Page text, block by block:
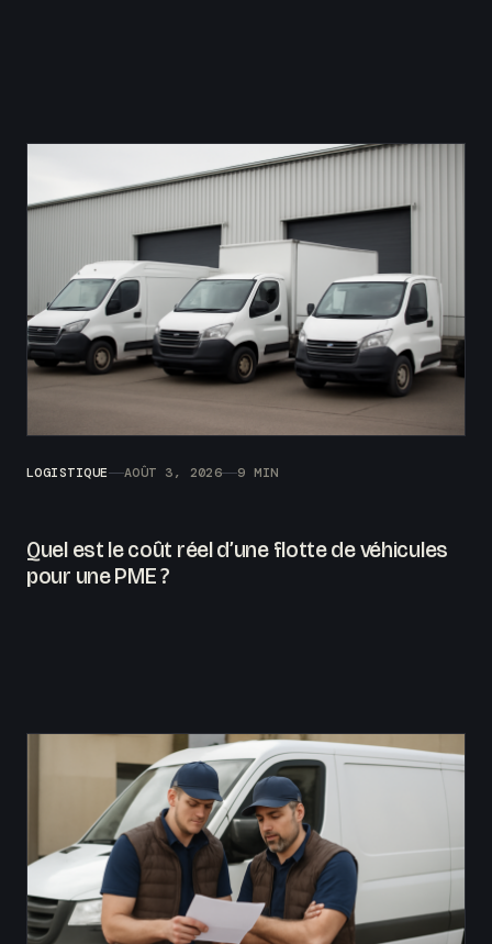
LOGISTIQUE AOÛT 3, 2026 9 MIN
Quel est le coût réel d’une flotte de véhicules
pour une PME ?